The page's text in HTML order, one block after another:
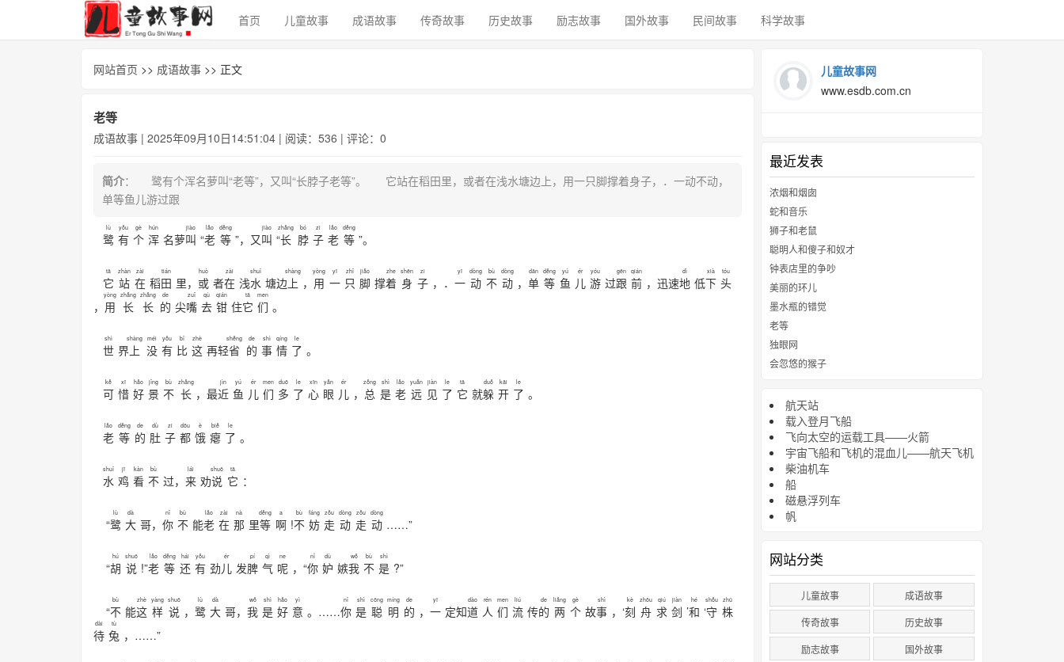
首页 儿童故事 成语故事 传奇故事 历史故事 励志故事 国外故事 民间故事 科学故事
网站首页 >> 成语故事 >> 正文
老等
成语故事 | 2025年09月10日14:51:04 | 阅读：536 | 评论：0
简介： 鹭有个浑名萝叫“老等”，又叫“长脖子老等”。 它站在稻田里，或者在浅水塘边上，用一只脚撑着身子，．一动不动，
单等鱼儿游过跟
鹭
lù
有
yǒu
个
gè
浑
hún
名萝叫
jiào
“老
lǎo
等
děng
”，又叫
jiào
“长
zhǎng
脖
bó
子
zi
老
lǎo
等
děng
”。
它
tā
站
zhàn
在
zài
稻田
tián
里， 或
huò
者在
zài
浅水
shuǐ
塘边 上
shàng
， 用
yòng
一
yī
只
zhǐ
脚
jiǎo
撑着
zhe
身
shēn
子
zi
，． 一
yī
动
dòng
不
bù
动
dòng
， 单
dān
等
děng
鱼
yú
儿
ér
游
yóu
过跟
gēn
前
qián
，迅速地
dì
低下
xià
头
tóu
， 用
yòng
长
zhǎng
长
zhǎng
的
de
尖嘴
zuǐ
去
qù
钳
qián
住它
tā
们
men
。
世
shì
界 上
shàng
没
méi
有
yǒu
比
bǐ
这
zhè
再轻省
shěng
的
de
事
shì
情
qíng
了
le
。
可
kě
惜
xī
好
hǎo
景
jǐng
不
bù
长
zhǎng
，最近
jìn
鱼
yú
儿
ér
们
men
多
duō
了
le
心
xīn
眼
yǎn
儿
ér
， 总
zǒng
是
shì
老
lǎo
远
yuǎn
见
jiàn
了
le
它
tā
就躲
duǒ
开
kāi
了
le
。
老
lǎo
等
děng
的
de
肚
dù
子
zi
都
dōu
饿
è
瘪
biě
了
le
。
水
shuǐ
鸡
jī
看
kàn
不
bù
过， 来
lái
劝说
shuō
它
tā
：
“鹭
lù
大
dà
哥， 你
nǐ
不
bù
能老
lǎo
在
zài
那
nà
里等
děng
啊
a
!不
bù
妨
fáng
走
zǒu
动
dòng
走
zǒu
动
dòng
……”
“胡
hú
说
shuō
!”老
lǎo
等
děng
还
hái
有
yǒu
劲儿
ér
发脾
pí
气
qì
呢
ne
，“你
nǐ
妒
dù
嫉我
wǒ
不
bù
是
shì
?”
“不
bù
能这
zhè
样
yàng
说
shuō
， 鹭
lù
大
dà
哥， 我
wǒ
是
shì
好
hǎo
意
yì
。……你
nǐ
是
shì
聪
cōng
明
míng
的
de
， 一
yī
定知道
dào
人
rén
们
men
流
liú
传的
de
两
liǎng
个
gè
故事
shì
，‘刻
kè
舟
zhōu
求
qiú
剑
jiàn
’和
hé
‘守
shǒu
株
zhū
待
dài
兔
tù
，……”
儿童故事网
www.esdb.com.cn
最近发表
浓烟和烟囱
蛇和音乐
狮子和老鼠
聪明人和傻子和奴才
钟表店里的争吵
美丽的环儿
墨水瓶的错觉
老等
独眼网
会忽悠的猴子
航天站
载入登月飞船
飞向太空的运载工具——火箭
宇宙飞船和飞机的混血儿——航天飞机
柴油机车
船
磁悬浮列车
帆
网站分类
儿童故事
成语故事
传奇故事
历史故事
励志故事
国外故事